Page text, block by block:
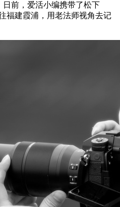
前，爱活小编携带了松下
福建霞浦，用老法师视角去记